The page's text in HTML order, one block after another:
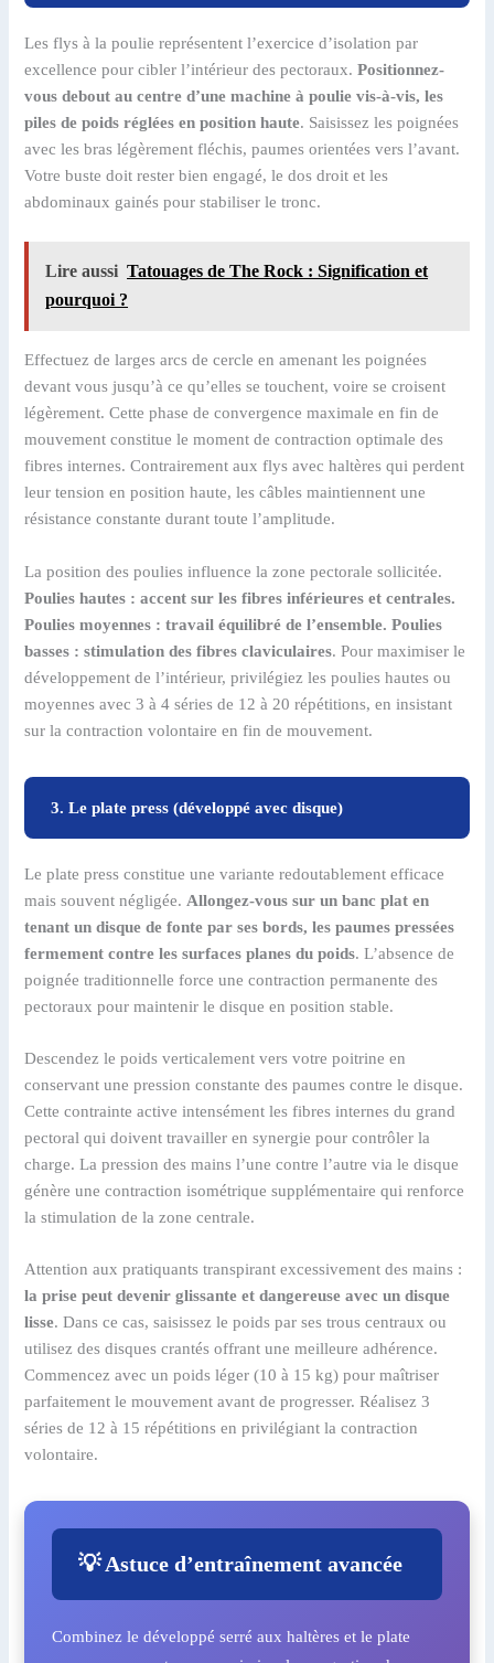
Les flys à la poulie représentent l’exercice d’isolation par
excellence pour cibler l’intérieur des pectoraux.Positionnez-
vous debout au centre d’une machine à poulie vis-à-vis, les
piles de poids réglées en position haute. Saisissez les poignées
avec les bras légèrement fléchis, paumes orientées vers l’avant.
Votre buste doit rester bien engagé, le dos droit et les
abdominaux gainés pour stabiliser le tronc.
Lire aussi Tatouages de The Rock : Signification et
pourquoi ?
Effectuez de larges arcs de cercle en amenant les poignées
devant vous jusqu’à ce qu’elles se touchent, voire se croisent
légèrement. Cette phase de convergence maximale en fin de
mouvement constitue le moment de contraction optimale des
fibres internes. Contrairement aux flys avec haltères qui perdent
leur tension en position haute, les câbles maintiennent une
résistance constante durant toute l’amplitude.
La position des poulies influence la zone pectorale sollicitée.
Poulies hautes : accent sur les fibres inférieures et centrales.
Poulies moyennes : travail équilibré de l’ensemble. Poulies
basses : stimulation des fibres claviculaires. Pour maximiser le
développement de l’intérieur, privilégiez les poulies hautes ou
moyennes avec 3 à 4 séries de 12 à 20 répétitions, en insistant
sur la contraction volontaire en fin de mouvement.
3. Le plate press (développé avec disque)
Le plate press constitue une variante redoutablement efficace
mais souvent négligée. Allongez-vous sur un banc plat en
tenant un disque de fonte par ses bords, les paumes pressées
fermement contre les surfaces planes du poids. L’absence de
poignée traditionnelle force une contraction permanente des
pectoraux pour maintenir le disque en position stable.
Descendez le poids verticalement vers votre poitrine en
conservant une pression constante des paumes contre le disque.
Cette contrainte active intensément les fibres internes du grand
pectoral qui doivent travailler en synergie pour contrôler la
charge. La pression des mains l’une contre l’autre via le disque
génère une contraction isométrique supplémentaire qui renforce
la stimulation de la zone centrale.
Attention aux pratiquants transpirant excessivement des mains :
la prise peut devenir glissante et dangereuse avec un disque
lisse. Dans ce cas, saisissez le poids par ses trous centraux ou
utilisez des disques crantés offrant une meilleure adhérence.
Commencez avec un poids léger (10 à 15 kg) pour maîtriser
parfaitement le mouvement avant de progresser. Réalisez 3
séries de 12 à 15 répétitions en privilégiant la contraction
volontaire.
💡 Astuce d’entraînement avancée
Combinez le développé serré aux haltères et le plate